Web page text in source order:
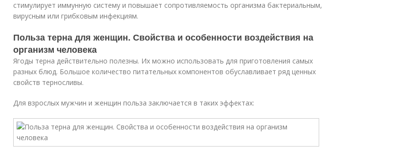
стимулирует иммунную систему и повышает сопротивляемость организма бактериальным,
вирусным или грибковым инфекциям.
Польза терна для женщин. Свойства и особенности воздействия на
организм человека
Ягоды терна действительно полезны. Их можно использовать для приготовления самых
разных блюд. Большое количество питательных компонентов обуславливает ряд ценных
свойств терносливы.
Для взрослых мужчин и женщин польза заключается в таких эффектах: